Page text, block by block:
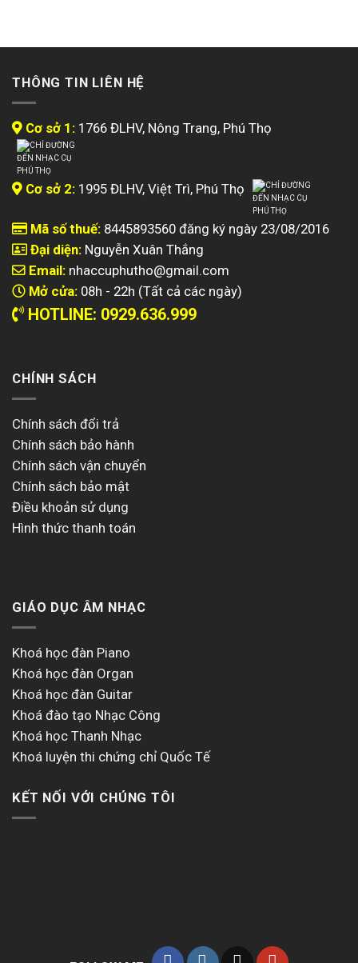
THÔNG TIN LIÊN HỆ
Cơ sở 1: 1766 ĐLHV, Nông Trang, Phú Thọ
Cơ sở 2: 1995 ĐLHV, Việt Trì, Phú Thọ
Mã số thuế: 8445893560 đăng ký ngày 23/08/2016
Đại diện: Nguyễn Xuân Thắng
Email: nhaccuphutho@gmail.com
Mở cửa: 08h - 22h (Tất cả các ngày)
HOTLINE: 0929.636.999
CHÍNH SÁCH
Chính sách đổi trả
Chính sách bảo hành
Chính sách vận chuyển
Chính sách bảo mật
Điều khoản sử dụng
Hình thức thanh toán
GIÁO DỤC ÂM NHẠC
Khoá học đàn Piano
Khoá học đàn Organ
Khoá học đàn Guitar
Khoá đào tạo Nhạc Công
Khoá học Thanh Nhạc
Khoá luyện thi chứng chỉ Quốc Tế
KẾT NỐI VỚI CHÚNG TÔI